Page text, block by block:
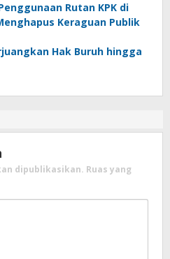
Rutan KPK di
Keraguan Publik
Hak Buruh hingga
dipublikasikan. Ruas yang